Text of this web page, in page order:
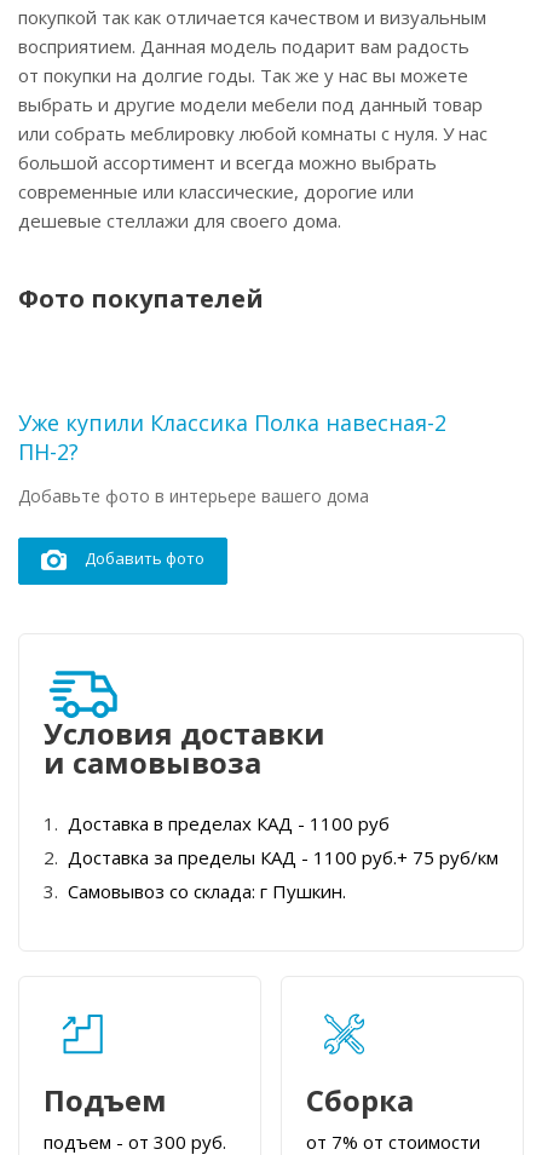
покупкой так как отличается качеством и визуальным
восприятием. Данная модель подарит вам радость
от покупки на долгие годы. Так же у нас вы можете
выбрать и другие модели мебели под данный товар
или собрать меблировку любой комнаты с нуля. У нас
большой ассортимент и всегда можно выбрать
современные или классические, дорогие или
дешевые стеллажи для своего дома.
Фото покупателей
Уже купили Классика Полка навесная-2
ПН-2?
Добавьте фото в интерьере вашего дома
Добавить фото
Условия доставки
и самовывоза
Доставка в пределах КАД - 1100 руб
Доставка за пределы КАД - 1100 руб.+ 75 руб/км
Самовывоз со склада: г Пушкин.
Подъем
подъем - от 300 руб.
Сборка
от 7% от стоимости